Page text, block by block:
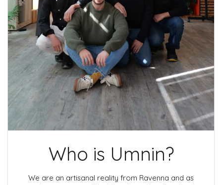
Who is Umnin?
We are an artisanal reality from Ravenna and as